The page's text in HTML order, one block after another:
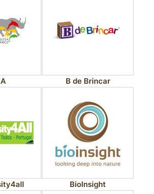
B de Brincar
BioInsight